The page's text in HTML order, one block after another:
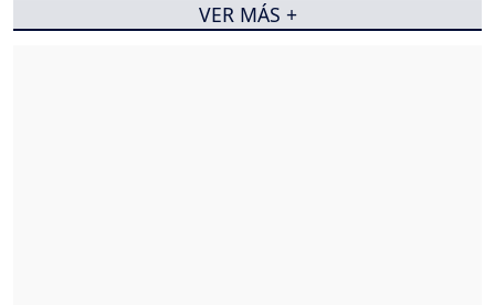
VER MÁS +